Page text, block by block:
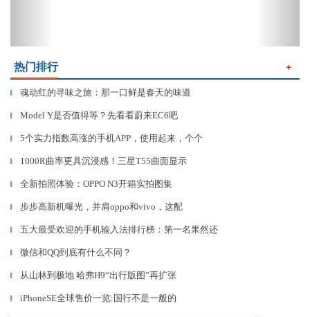
热门排行 ＋
▎ 魂动红的寻味之旅：那一口鲜是春天的味道
▎ Model Y是否值得等？先看看蔚来EC6吧
▎ 5个实力指数高涨的手机APP，使用起来，个个
▎ 1000R曲率更具沉浸感！三星T55曲面显示
▎ 全新拍照体验：OPPO N3开箱实拍图集
▎ 步步高新机曝光，并肩oppo和vivo，这配
▎ 五大最受欢迎的手机输入法排行榜：第一名果然还
▎ 微信和QQ到底有什么不同？
▎ 从山林到极地 哈弗H9“出行版图”再扩张
▎ iPhoneSE全球售价一览:国行不是一般的